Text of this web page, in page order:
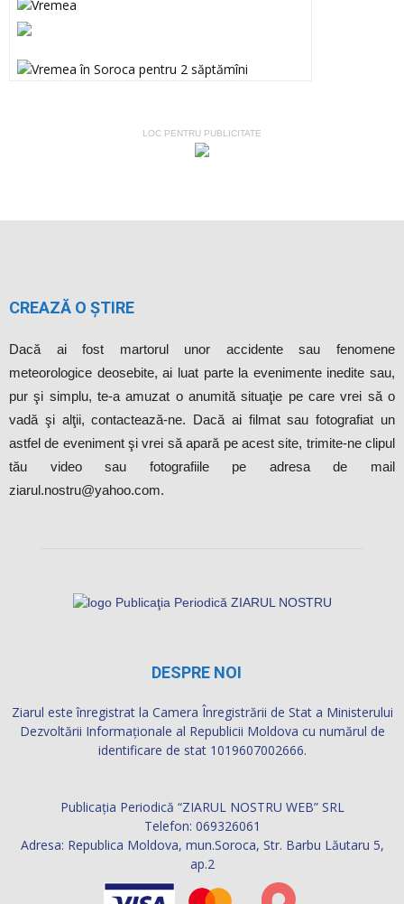
LOC PENTRU PUBLICITATE
CREAZĂ O ȘTIRE
Dacă ai fost martorul unor accidente sau fenomene
meteorologice deosebite, ai luat parte la evenimente inedite sau,
pur şi simplu, te-a amuzat o anumită situaţie pe care vrei să o
vadă şi alţii, contactează-ne. Dacă ai filmat sau fotografiat un
astfel de eveniment şi vrei să apară pe acest site, trimite-ne clipul
tău video sau fotografiile pe adresa de mail
ziarul.nostru@yahoo.com.
DESPRE NOI
Ziarul este înregistrat la Camera Înregistrării de Stat a Ministerului
Dezvoltării Informaţionale al Republicii Moldova cu numărul de
identificare de stat 1019607002666.
Publicația Periodică “ZIARUL NOSTRU WEB” SRL
Telefon: 069326061
Adresa: Republica Moldova, mun.Soroca, Str. Barbu Lăutaru 5,
ap.2